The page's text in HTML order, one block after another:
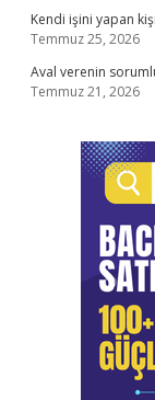
Kendi işini yapan
Temmuz 25, 2026
Aval verenin
Temmuz 21, 2026